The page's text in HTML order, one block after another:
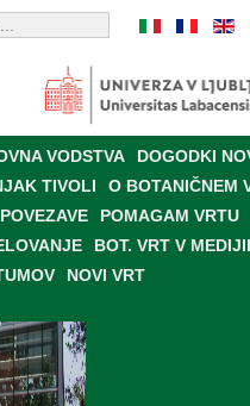
VODSTVA
DOGODKI
TIVOLI
O BOTANIČNEM
POVEZAVE
POMAGAM VRTU
BOT. VRT V
NOVI VRT